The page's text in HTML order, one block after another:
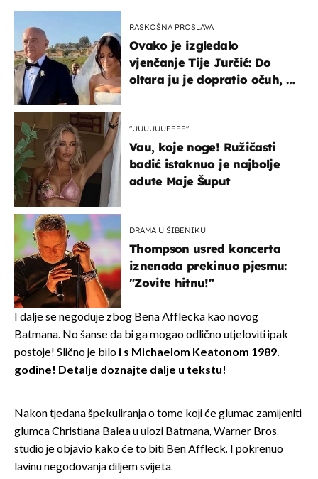
RASKOŠNA PROSLAVA
Ovako je izgledalo
vjenčanje Tije Jurčić: Do
oltara ju je dopratio očuh, a
"UUUUUUFFFF"
Vau, koje noge! Ružičasti
badić istaknuo je najbolje
adute Maje Šuput
DRAMA U ŠIBENIKU
Thompson usred koncerta
iznenada prekinuo pjesmu:
"Zovite hitnu!"
I dalje se negoduje zbog Bena Afflecka kao novog
Batmana. No šanse da bi ga mogao odlično utjeloviti ipak
postoje! Slično je bilo i s Michaelom Keatonom 1989.
godine! Detalje doznajte dalje u tekstu!
Nakon tjedana špekuliranja o tome koji će glumac zamijeniti
glumca Christiana Balea u ulozi Batmana, Warner Bros.
studio je objavio kako će to biti Ben Affleck. I pokrenuo
lavinu negodovanja diljem svijeta.